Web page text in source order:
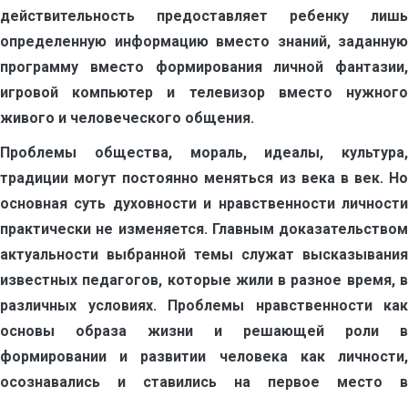
действительность предоставляет ребенку лишь
определенную информацию вместо знаний, заданную
программу вместо формирования личной фантазии,
игровой компьютер и телевизор вместо нужного
живого и человеческого общения.
Проблемы общества, мораль, идеалы, культура,
традиции могут постоянно меняться из века в век. Но
основная суть духовности и нравственности личности
практически не изменяется. Главным доказательством
актуальности выбранной темы служат высказывания
известных педагогов, которые жили в разное время, в
различных условиях. Проблемы нравственности как
основы образа жизни и решающей роли в
формировании и развитии человека как личности,
осознавались и ставились на первое место в